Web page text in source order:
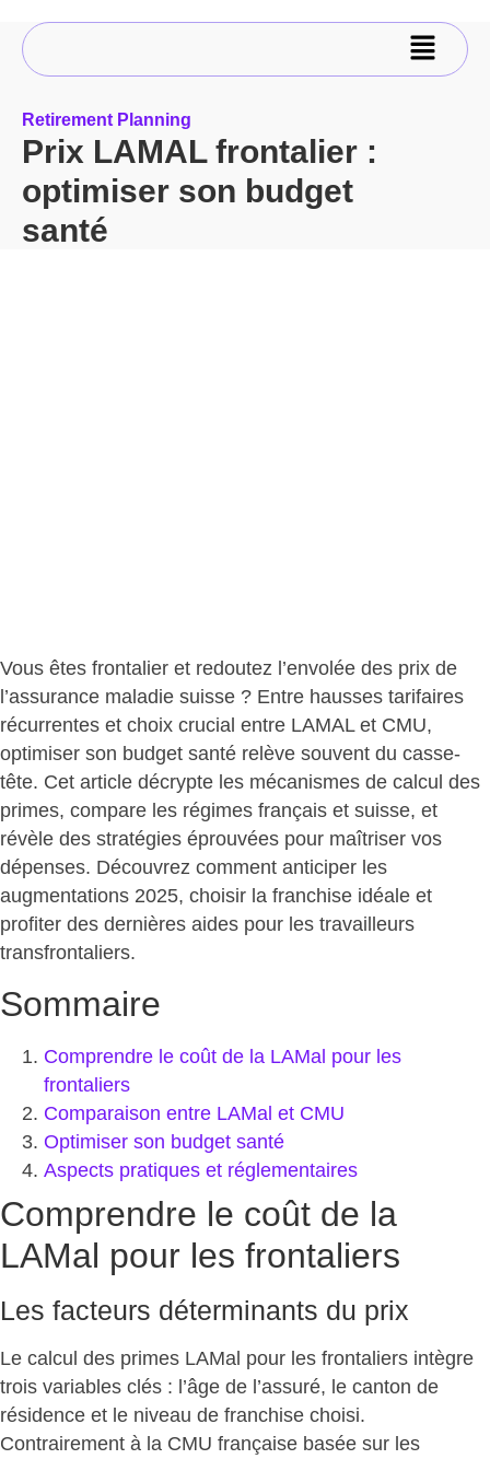
Retirement Planning
Prix LAMAL frontalier :
optimiser son budget
santé
Vous êtes frontalier et redoutez l’envolée des prix de
l’assurance maladie suisse ? Entre hausses tarifaires
récurrentes et choix crucial entre LAMAL et CMU,
optimiser son budget santé relève souvent du casse-
tête. Cet article décrypte les mécanismes de calcul des
primes, compare les régimes français et suisse, et
révèle des stratégies éprouvées pour maîtriser vos
dépenses. Découvrez comment anticiper les
augmentations 2025, choisir la franchise idéale et
profiter des dernières aides pour les travailleurs
transfrontaliers.
Sommaire
Comprendre le coût de la LAMal pour les
frontaliers
Comparaison entre LAMal et CMU
Optimiser son budget santé
Aspects pratiques et réglementaires
Comprendre le coût de la
LAMal pour les frontaliers
Les facteurs déterminants du prix
Le calcul des primes LAMal pour les frontaliers intègre
trois variables clés : l’âge de l’assuré, le canton de
résidence et le niveau de franchise choisi.
Contrairement à la CMU française basée sur les